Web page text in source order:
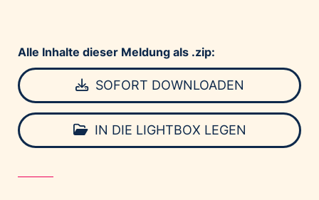
Alle Inhalte dieser Meldung als .zip:
SOFORT DOWNLOADEN
IN DIE LIGHTBOX LEGEN